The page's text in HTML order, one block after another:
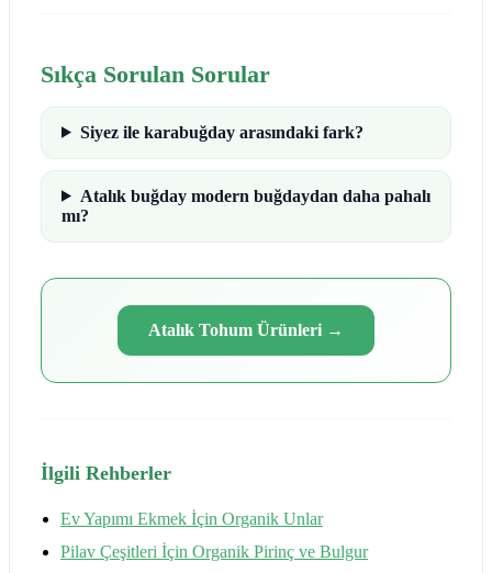
Sıkça Sorulan Sorular
Siyez ile karabuğday arasındaki fark?
Atalık buğday modern buğdaydan daha pahalı
mı?
Atalık Tohum Ürünleri →
İlgili Rehberler
Ev Yapımı Ekmek İçin Organik Unlar
Pilav Çeşitleri İçin Organik Pirinç ve Bulgur